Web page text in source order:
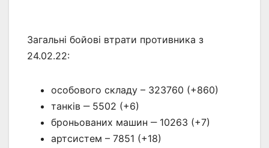
Загальні бойові втрати противника з
24.02.22:
особового складу – 323760 (+860)
танків ‒ 5502 (+6)
броньованих машин ‒ 10263 (+7)
артсистем – 7851 (+18)